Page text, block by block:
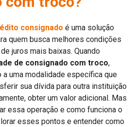
consignado é uma solução
quem busca melhores condições
juros mais baixas. Quando
de consignado com troco,
uma modalidade específica que
sua dívida para outra instituição
obter um valor adicional. Mas
essa operação e como funciona o
esses pontos e entender como